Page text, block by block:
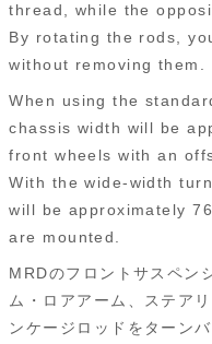
thread, while the
By rotating the rods,
without removing them.
When using the
chassis width will be
front wheels with an
With the wide-width
will be approximately
are mounted.
MRDのフロントサスペン
ム・ロアアーム、ステア
ンケージロッドをターン